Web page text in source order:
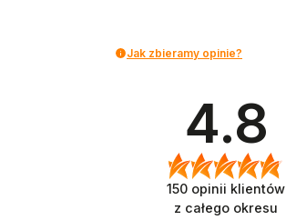
Jak zbieramy opinie?
4.8
150 opinii klientów
z całego okresu